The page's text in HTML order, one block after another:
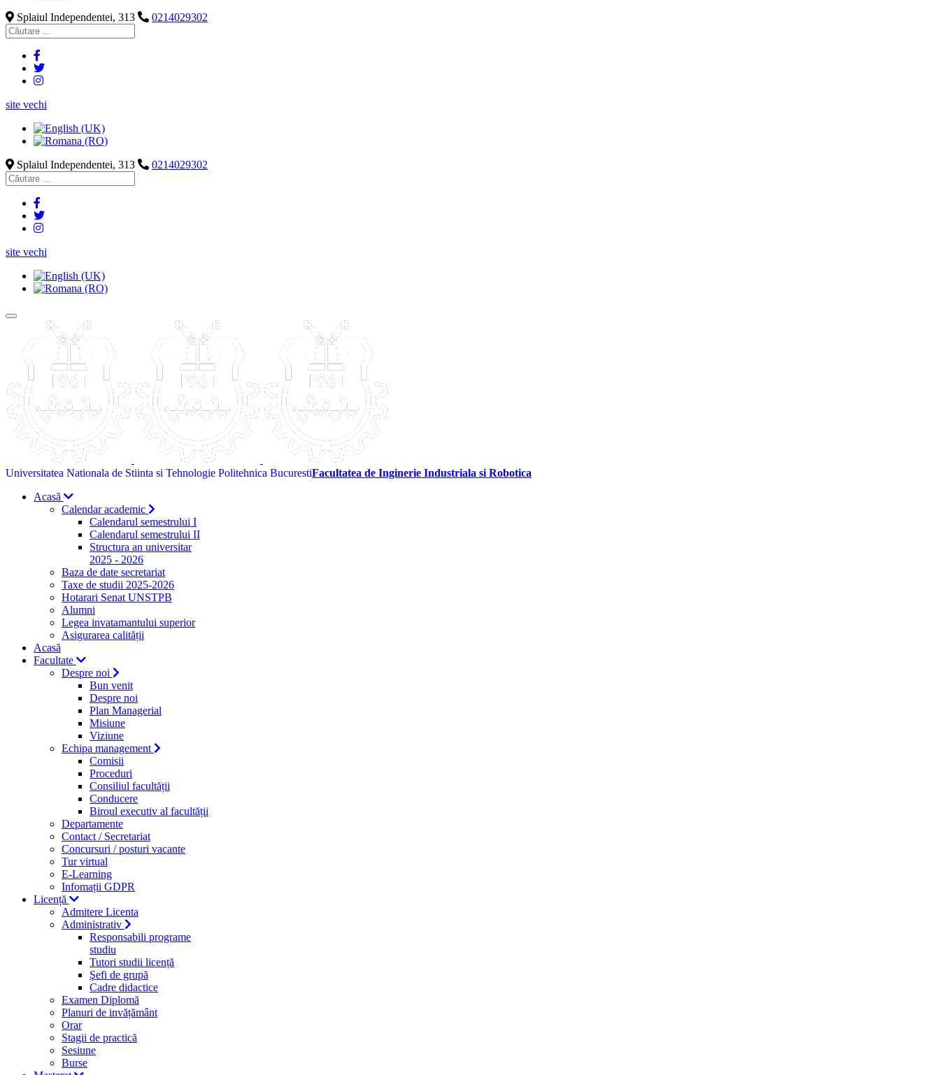
Splaiul Independentei, 313
0214029302
site vechi
Splaiul Independentei, 313 0214029302
site vechi
Universitatea Nationala de Stiinta si Tehnologie Politehnica BucurestiFacultatea de Inginerie Industriala si Robotica
Acasă
Calendar academic
Calendarul semestrului I
Calendarul semestrului II
Structura an universitar
2025 - 2026
Baza de date secretariat
Taxe de studii 2025-2026
Hotarari Senat UNSTPB
Alumni
Legea invatamantului superior
Asigurarea calității
Acasă
Facultate
Despre noi
Bun venit
Despre noi
Plan Managerial
Misiune
Viziune
Echipa management
Comisii
Proceduri
Consiliul facultății
Conducere
Biroul executiv al facultății
Departamente
Contact / Secretariat
Concursuri / posturi vacante
Tur virtual
E-Learning
Infomații GDPR
Licență
Admitere Licenta
Administrativ
Responsabili programe
studiu
Tutori studii licență
Şefi de grupă
Cadre didactice
Examen Diplomă
Planuri de invățământ
Orar
Stagii de practică
Sesiune
Burse